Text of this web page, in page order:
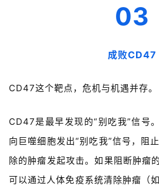
03
成败CD47
CD47这个靶点，危机与机遇并存。
CD47是最早发现的“别吃我”信号
向巨噬细胞发出“别吃我”信号，阻
除的肿瘤发起攻击。如果阻断肿瘤
可以通过人体免疫系统清除肿瘤（